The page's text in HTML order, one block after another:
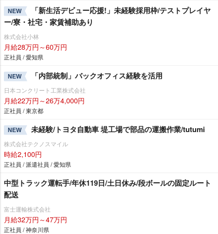
NEW
「新生活デビュー応援!」未経験採用枠/テストプレイヤ
ー/寮・社宅・家賃補助あり
株式会社小林
月給28万円～60万円
正社員 / 愛知県
NEW 「内部統制」バックオフィス経験を活用
日本コンクリート工業株式会社
月給22万円～26万4,000円
正社員 / 東京都
NEW 未経験/トヨタ自動車 堤工場で部品の運搬作業/tutumi
株式会社テクノスマイル
時給2,100円
正社員 / 派遣社員 / 愛知県
中型トラック運転手/年休119日/土日休み/段ボールの固定ルート
配送
富士運輸株式会社
月給32万円～47万円
正社員 / 神奈川県